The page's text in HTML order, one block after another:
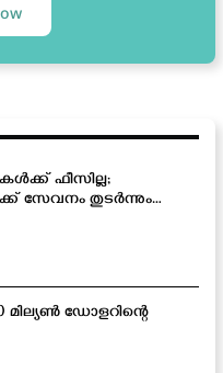
ഫീസില്ല;
സേവനം തുടർന്നും
മില്യൺ ഡോളറിന്റെ